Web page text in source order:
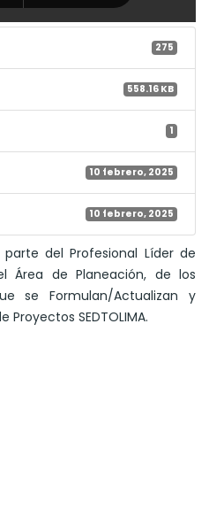
275
558.16 KB
1
10 febrero, 2025
10 febrero, 2025
del Profesional Líder de
Área de Planeación, de los
se Formulan/Actualizan y
SEDTOLIMA.